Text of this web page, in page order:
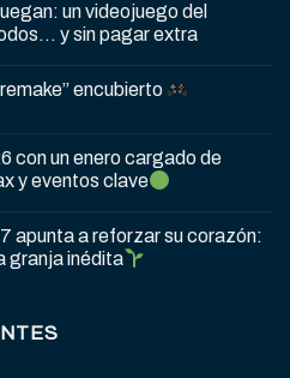
un videojuego del
y sin pagar extra
encubierto
con un enero cargado de
y eventos clave
apunta a reforzar su corazón:
granja inédita